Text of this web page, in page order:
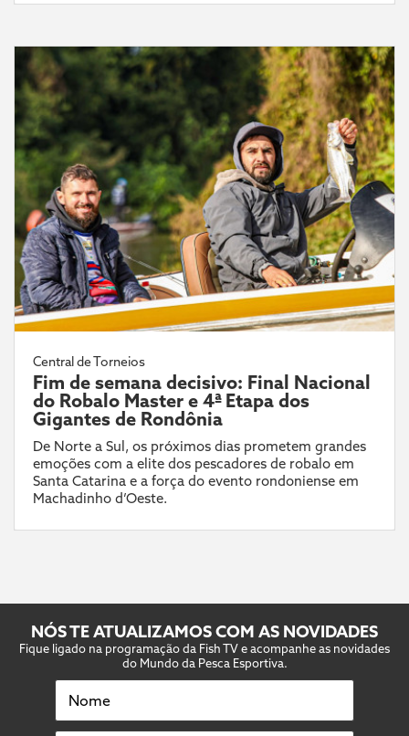
Central de Torneios
Fim de semana decisivo: Final Nacional
do Robalo Master e 4ª Etapa dos
Gigantes de Rondônia
De Norte a Sul, os próximos dias prometem grandes
emoções com a elite dos pescadores de robalo em
Santa Catarina e a força do evento rondoniense em
Machadinho d’Oeste.
NÓS TE ATUALIZAMOS COM AS NOVIDADES
Fique ligado na programação da Fish TV e acompanhe as novidades
do Mundo da Pesca Esportiva.
Nome